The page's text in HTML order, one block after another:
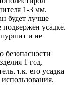
1-3 мм.
будет лучше
подвержен усадке.
и не
безопасности
1 год.
т.к. его усадка